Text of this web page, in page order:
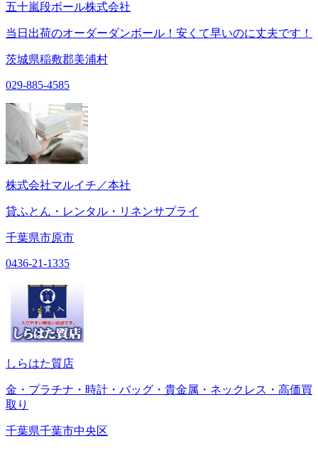
五十嵐段ボール株式会社
当日出荷のオーダーダンボール！安くて早いのに丈夫です！
茨城県稲敷郡美浦村
029-885-4585
株式会社マルイチ／本社
貸ふとん・レンタル・リネンサプライ
千葉県市原市
0436-21-1335
しらはた質店
金・プラチナ・時計・バッグ・貴金属・ネックレス・高価買
取り
千葉県千葉市中央区